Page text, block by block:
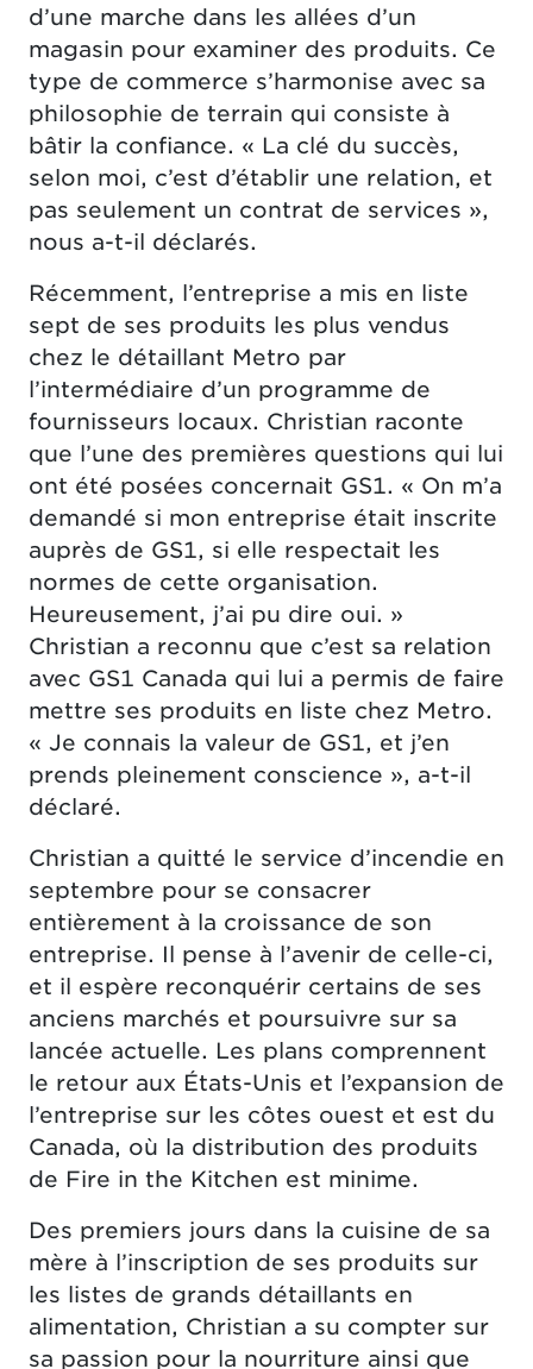
d’une marche dans les allées d’un
magasin pour examiner des produits. Ce
type de commerce s’harmonise avec sa
philosophie de terrain qui consiste à
bâtir la confiance. « La clé du succès,
selon moi, c’est d’établir une relation, et
pas seulement un contrat de services »,
nous a-t-il déclarés.
Récemment, l’entreprise a mis en liste
sept de ses produits les plus vendus
chez le détaillant Metro par
l’intermédiaire d’un programme de
fournisseurs locaux. Christian raconte
que l’une des premières questions qui lui
ont été posées concernait GS1. « On m’a
demandé si mon entreprise était inscrite
auprès de GS1, si elle respectait les
normes de cette organisation.
Heureusement, j’ai pu dire oui. »
Christian a reconnu que c’est sa relation
avec GS1 Canada qui lui a permis de faire
mettre ses produits en liste chez Metro.
« Je connais la valeur de GS1, et j’en
prends pleinement conscience », a-t-il
déclaré.
Christian a quitté le service d’incendie en
septembre pour se consacrer
entièrement à la croissance de son
entreprise. Il pense à l’avenir de celle-ci,
et il espère reconquérir certains de ses
anciens marchés et poursuivre sur sa
lancée actuelle. Les plans comprennent
le retour aux États-Unis et l’expansion de
l’entreprise sur les côtes ouest et est du
Canada, où la distribution des produits
de Fire in the Kitchen est minime.
Des premiers jours dans la cuisine de sa
mère à l’inscription de ses produits sur
les listes de grands détaillants en
alimentation, Christian a su compter sur
sa passion pour la nourriture ainsi que